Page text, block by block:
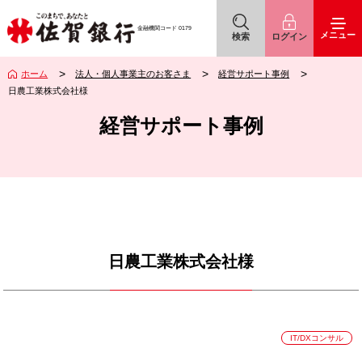
金融機関コード 0179 アイコン
検索
アイコン
ログイン メニュー
経営サポート事例
ホーム 法人・個人事業主のお客さま
経営サポート事例
日農工業株式会社様
日農工業株式会社様
IT/DXコンサル